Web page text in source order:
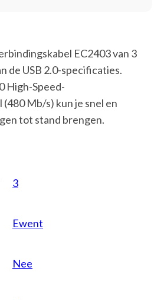
EC2403 van 3
de USB 2.0-specificaties.
High-Speed-
Mb/s) kun je snel en
tot stand brengen.
3
Ewent
Nee